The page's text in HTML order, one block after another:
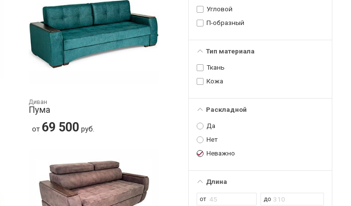
Угловой
П-образный
Тип материала
Ткань
Кожа
Раскладной
Да
Нет
Неважно
Длина
Диван
Пума
от 69 500 руб.